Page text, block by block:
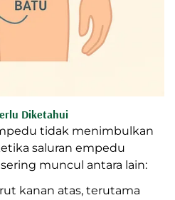
Diketahui
tidak menimbulkan
saluran empedu
muncul antara lain:
kanan atas, terutama